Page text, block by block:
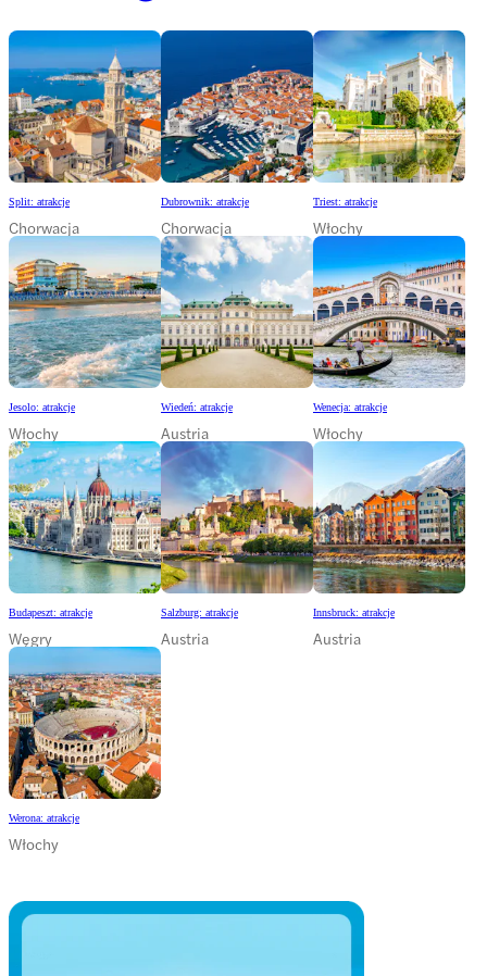
Split: atrakcje
Chorwacja
Dubrownik: atrakcje
Chorwacja
Triest: atrakcje
Włochy
Jesolo: atrakcje
Włochy
Wiedeń: atrakcje
Austria
Wenecja: atrakcje
Włochy
Budapeszt: atrakcje
Węgry
Salzburg: atrakcje
Austria
Innsbruck: atrakcje
Austria
Werona: atrakcje
Włochy